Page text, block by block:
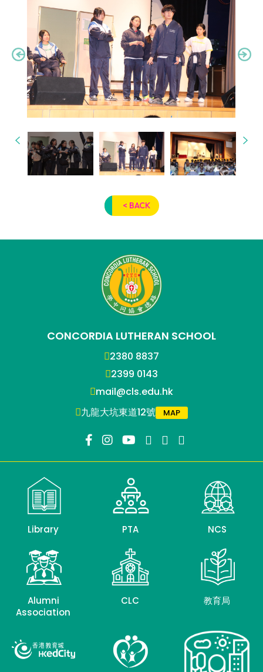
< BACK
CONCORDIA LUTHERAN SCHOOL
2380 8837
2399 0143
mail@cls.edu.hk
九龍大坑東道12號
MAP
Library PTA NCS
Alumni
Association
CLC 教育局